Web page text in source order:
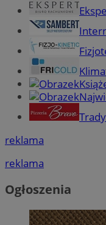
reklama
reklama
Ogłoszenia